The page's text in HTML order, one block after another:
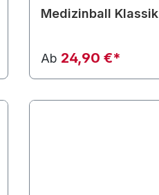
Medizinball Klassik
Ab 24,90 €*